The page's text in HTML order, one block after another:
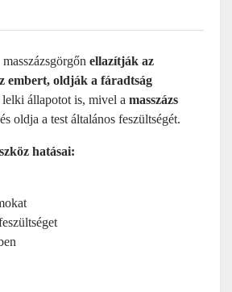
ellazítják az
embert, oldják a fáradtság
állapotot is, mivel a masszázs
oldja a test általános feszültségét.
hatásai: